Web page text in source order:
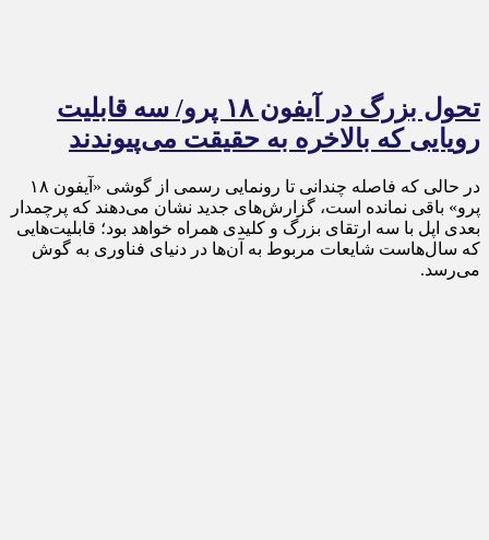
تحول بزرگ در آیفون ۱۸ پرو/ سه قابلیت
رویایی که بالاخره به حقیقت می‌پیوندند
در حالی که فاصله چندانی تا رونمایی رسمی از گوشی «آیفون ۱۸
پرو» باقی نمانده است، گزارش‌های جدید نشان می‌دهند که پرچمدار
بعدی اپل با سه ارتقای بزرگ و کلیدی همراه خواهد بود؛ قابلیت‌هایی
که سال‌هاست شایعات مربوط به آن‌ها در دنیای فناوری به گوش
می‌رسد.